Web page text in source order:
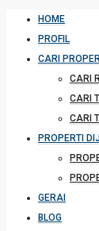
HOME
PROFIL
CARI
CARI
CARI
CARI
PROPERTI
GERAI
BLOG